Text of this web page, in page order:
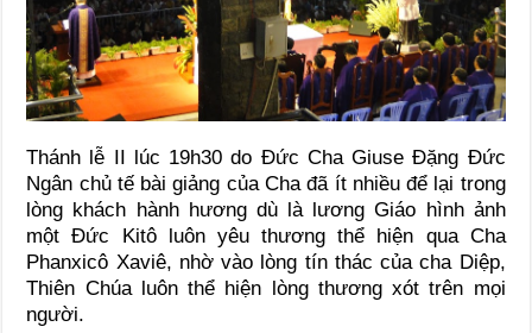
Thánh lễ II lúc 19h30 do Đức Cha Giuse Đặng Đức
Ngân chủ tế bài giảng của Cha đã ít nhiều để lại trong
lòng khách hành hương dù là lương Giáo hình ảnh
một Đức Kitô luôn yêu thương thể hiện qua Cha
Phanxicô Xaviê, nhờ vào lòng tín thác của cha Diệp,
Thiên Chúa luôn thể hiện lòng thương xót trên mọi
người.